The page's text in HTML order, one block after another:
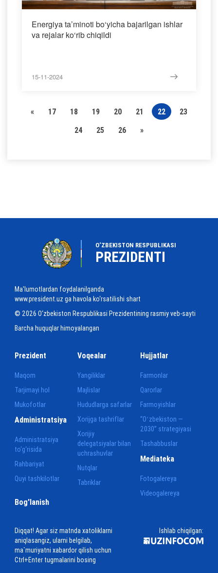
Energiya ta’minoti bo‘yicha bajarilgan ishlar
va rejalar ko‘rib chiqildi
15-11-2024
« 17 18 19 20 21 22
23
24
25 26 »
O‘ZBEKISTON RESPUBLIKASI
PREZIDENTI
Ma'lumotlardan foydalanilganda
www.president.uz ga havola ko‘rsatilishi shart
© 2026 O‘zbekiston Respublikasi Prezidentining rasmiy veb-sayti
Barcha huquqlar himoyalangan
Prezident
Maqom
Tarjimayi hol
Mukofotlar
Voqealar
Yangiliklar
Majlislar
Hududlarga safarlar
Xorijga tashriflar
Xorijiy
delegatsiyalar bilan
uchrashuvlar
Nutqlar
Tabriklar
Hujjatlar
Farmonlar
Qarorlar
Farmoyishlar
“Oʻzbekiston —
2030” strategiyasi
Tashabbuslar
Administratsiya
Administratsiya
to‘g‘risida
Rahbariyat
Quyi tashkilotlar
Mediateka
Fotogalereya
Videogalereya
Bog'lanish
Diqqat! Agar siz matnda xatoliklarni
aniqlasangiz, ularni belgilab,
ma`muriyatni xabardor qilish uchun
Ctrl+Enter tugmalarini bosing
Ishlab chiqilgan: